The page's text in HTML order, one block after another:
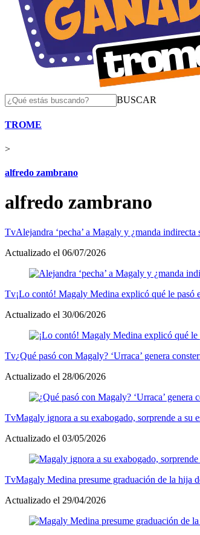
BUSCAR
TROME
>
alfredo zambrano
alfredo zambrano
TvAlejandra ‘pecha’ a Magaly y ¿manda
Actualizado el 06/07/2026
Tv¡Lo contó! Magaly Medina explicó qué le pasó
Actualizado el 30/06/2026
Tv¿Qué pasó con Magaly? ‘Urraca’ genera
Actualizado el 28/06/2026
TvMagaly ignora a su exabogado, sorprende a su
Actualizado el 03/05/2026
TvMagaly Medina presume graduación de la hija
Actualizado el 29/04/2026